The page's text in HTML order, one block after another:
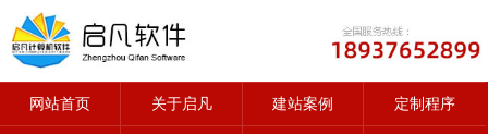
网站首页 关于启凡 建站案例 定制程序